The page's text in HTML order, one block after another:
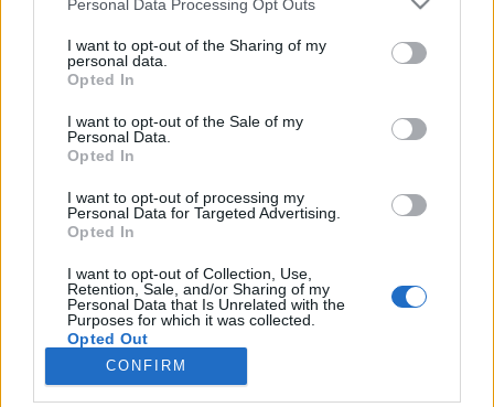
Personal Data Processing Opt Outs
I want to opt-out of the Sharing of my
personal data.
Opted In
I want to opt-out of the Sale of my
Personal Data.
Opted In
I want to opt-out of processing my
Personal Data for Targeted Advertising.
Opted In
I want to opt-out of Collection, Use,
Retention, Sale, and/or Sharing of my
Personal Data that Is Unrelated with the
Purposes for which it was collected.
Opted Out
CONFIRM
Twitter
Legnanonews.com
Sito di informazione locale
Registrazione al Tribunale di Milano n° 639 del 23/10/08
Redazione: Via Matteotti, 3 (presso Famiglia Legnanese)
20025 Legnano (MI)
Cell.: +39.393.9013760
Email Direzione: direttore@legnanonews.com
Email Redazione: info@legnanonews.com
Pubblicità: commerciale@legnanonews.com
Tutti i contenuti originali sono di proprietà di LegnanoNews, ne è
consentito l'utilizzo citando il sito come fonte. Dei contenuti non originali
viene citata la fonte.